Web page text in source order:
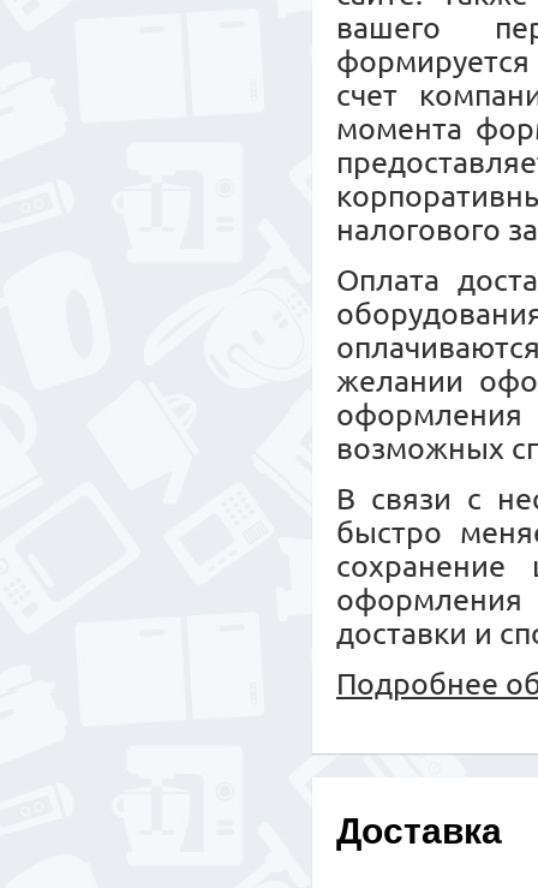
вашего
счет
момента
налогового
Оплата
желании
возможных
В связи с
быстро
доставки и
Подробнее
Доставка